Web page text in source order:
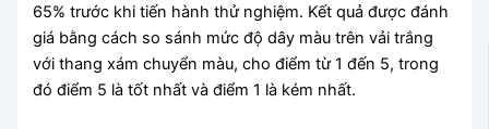
65% trước khi tiến hành thử nghiệm. Kết quả được đánh
giá bằng cách so sánh mức độ dây màu trên vải trắng
với thang xám chuyển màu, cho điểm từ 1 đến 5, trong
đó điểm 5 là tốt nhất và điểm 1 là kém nhất.